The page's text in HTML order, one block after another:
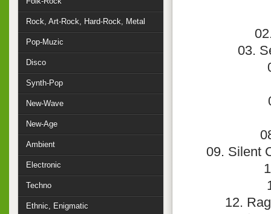
03.
09. Silent
12.
Rock, Art-Rock, Hard-Rock, Metal
Pop-Muzic
Disco
Synth-Pop
New-Wave
New-Age
Ambient
Electronic
Techno
Ethnic, Enigmatic